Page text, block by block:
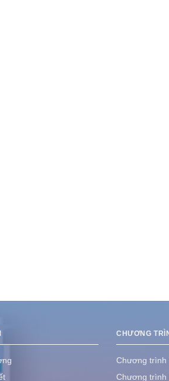
CHƯƠNG
Chương trình
Chương trình